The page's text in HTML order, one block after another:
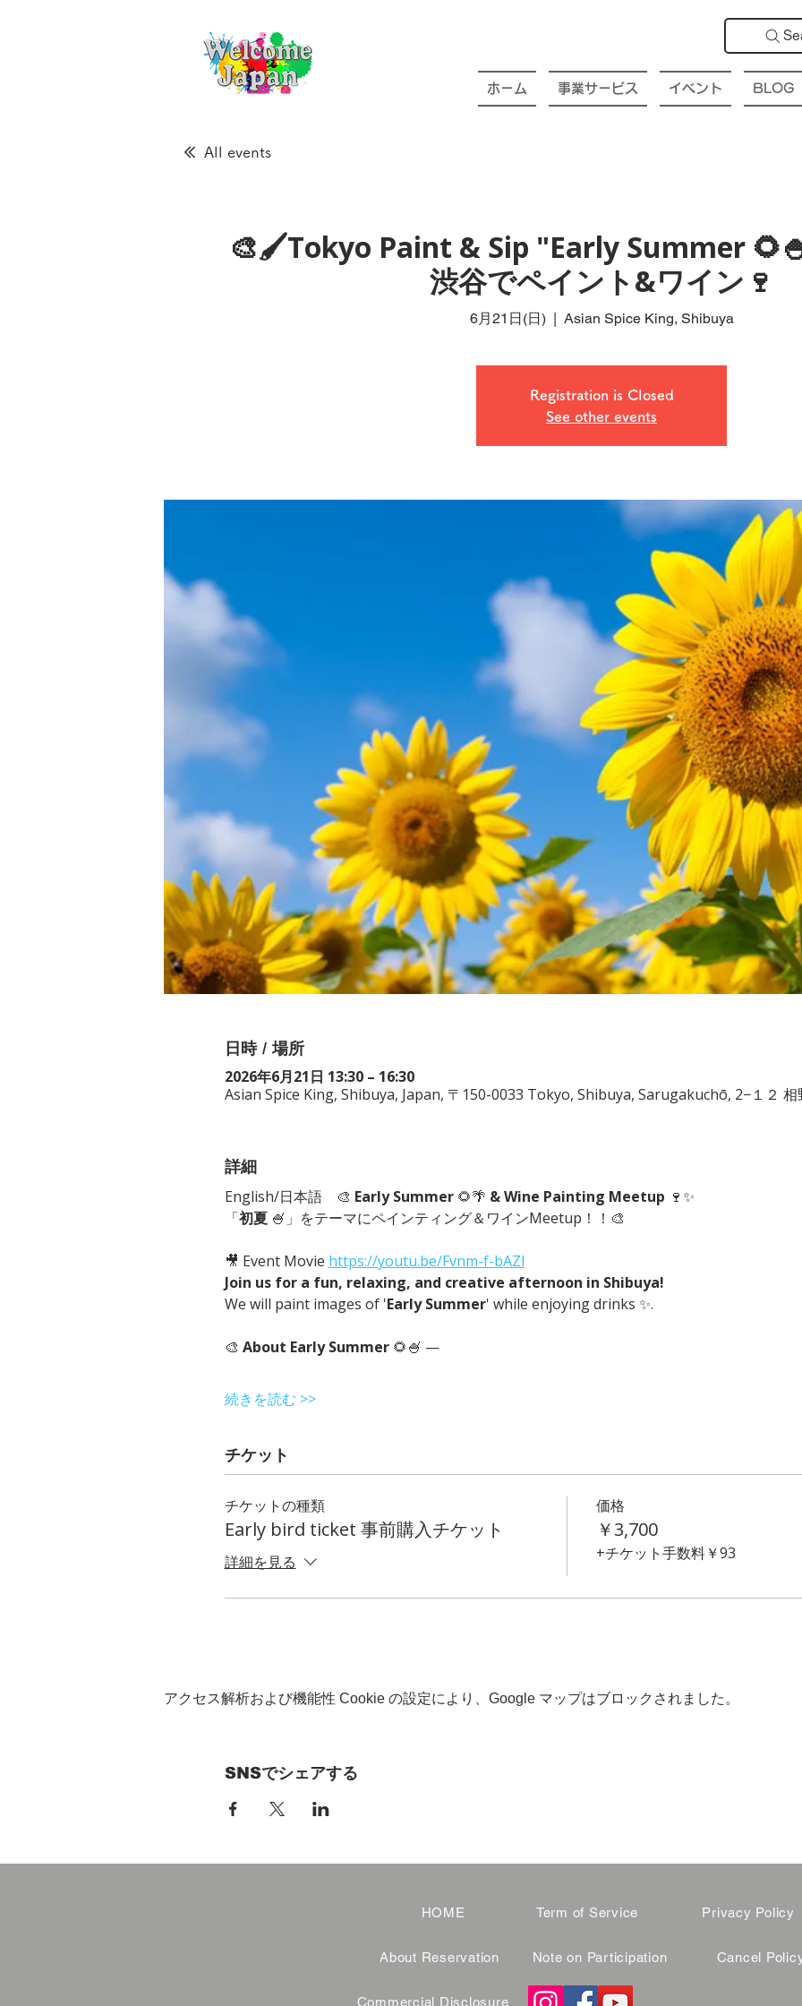
ホーム 事業サービス イベント BLOG
All events
🎨🖌Tokyo Paint & Sip "Early Summer
渋谷でペイント&ワイン🍷
6月21日(日)
  |
Asian Spice King, Shibuya
Registration is Closed
See other events
日時 / 場所
2026年6月21日 13:30 – 16:30
Asian Spice King, Shibuya, Japan, 〒150-0033 Tokyo, Shibuya, Sarugakuchō, 2−１２ 相
詳細
English/日本語　🎨 Early Summer 🌻🌴 & Wine Painting Meetup 🍷✨
「初夏 🍧」をテーマにペインティング＆ワインMeetup！！🎨
🎥 Event Movie https://youtu.be/Fvnm-f-bAZI
Join us for a fun, relaxing, and creative afternoon in Shibuya!
We will paint images of 'Early Summer' while enjoying drinks ✨.
🎨 About Early Summer 🌻🍧 —
続きを読む >>
チケット
チケットの種類
Early bird ticket 事前購入チケット
詳細を見る
価格
￥3,700
+チケット手数料￥93
アクセス解析および機能性 Cookie の設定により、Google マップはブロックされました。
SNSでシェアする
HOME
About Reservation
Term of Service
Note on Participation
Privacy Policy
Cancel
Commercial Disclosure